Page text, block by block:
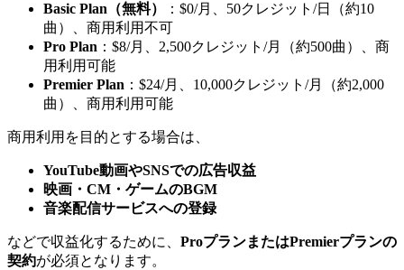
Basic Plan（無料）
：$0/月、50クレジット/日（約10
曲）、商用利用不可
Pro Plan ：$8/月、2,500クレジット/月（約500曲）、商
用利用可能
Premier Plan ：$24/月、10,000クレジット/月（約2,000
曲）、商用利用可能
商用利用を目的とする場合は、
YouTube動画やSNSでの広告収益
映画・CM・ゲームのBGM
音楽配信サービスへの登録
などで収益化するために、 ProプランまたはPremierプランの
契約が必須となります。